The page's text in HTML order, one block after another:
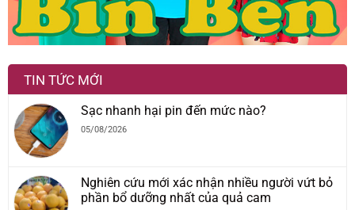
TIN TỨC MỚI
Sạc nhanh hại pin đến mức nào?
05/08/2026
Nghiên cứu mới xác nhận nhiều người vứt bỏ
phần bổ dưỡng nhất của quả cam